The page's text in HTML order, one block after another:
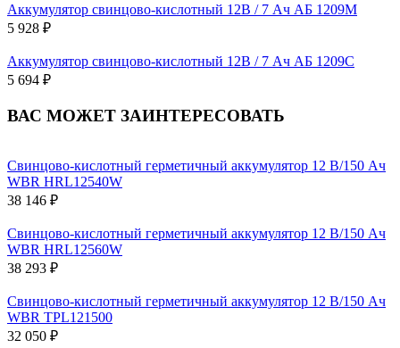
Аккумулятор свинцово-кислотный 12В / 7 Ач АБ 1209М
5 928 ₽
Аккумулятор свинцово-кислотный 12В / 7 Ач АБ 1209С
5 694 ₽
ВАС МОЖЕТ ЗАИНТЕРЕСОВАТЬ
Свинцово-кислотный герметичный аккумулятор 12 В/150 Ач
WBR HRL12540W
38 146 ₽
Свинцово-кислотный герметичный аккумулятор 12 В/150 Ач
WBR HRL12560W
38 293 ₽
Свинцово-кислотный герметичный аккумулятор 12 В/150 Ач
WBR TPL121500
32 050 ₽